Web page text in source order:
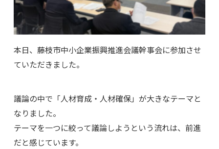
本日、藤枝市中小企業振興推進会議幹事会に参加させ
ていただきました。
議論の中で「人材育成・人材確保」が大きなテーマと
なりました。
テーマを一つに絞って議論しようという流れは、前進
だと感じています。